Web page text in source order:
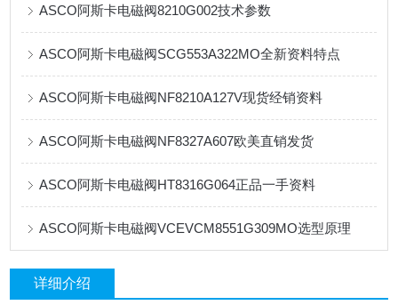
ASCO阿斯卡电磁阀8210G002技术参数
ASCO阿斯卡电磁阀SCG553A322MO全新资料特点
ASCO阿斯卡电磁阀NF8210A127V现货经销资料
ASCO阿斯卡电磁阀NF8327A607欧美直销发货
ASCO阿斯卡电磁阀HT8316G064正品一手资料
ASCO阿斯卡电磁阀VCEVCM8551G309MO选型原理
详细介绍